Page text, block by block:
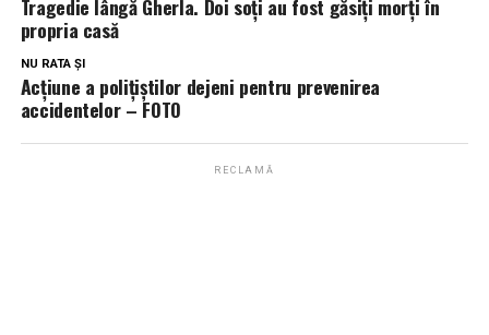
Tragedie lângă Gherla. Doi soți au fost găsiți morți în
propria casă
NU RATA ȘI
Acțiune a polițiștilor dejeni pentru prevenirea
accidentelor – FOTO
RECLAMĂ